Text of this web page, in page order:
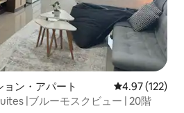
ン・アパート レビュー122
4.97 (122)
|ブルーモスクビュー | 20階